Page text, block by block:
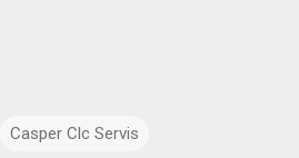
Casper Clc Servis